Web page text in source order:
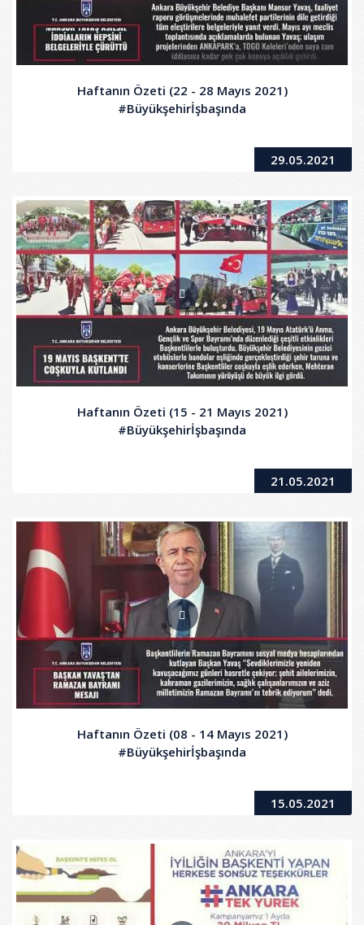
Haftanın Özeti (22 - 28 Mayıs 2021)
#Büyükşehirİşbaşında
29.05.2021
Haftanın Özeti (15 - 21 Mayıs 2021)
#Büyükşehirİşbaşında
21.05.2021
Haftanın Özeti (08 - 14 Mayıs 2021)
#Büyükşehirİşbaşında
15.05.2021